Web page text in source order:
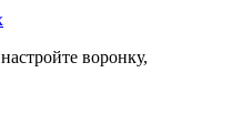
воронку,